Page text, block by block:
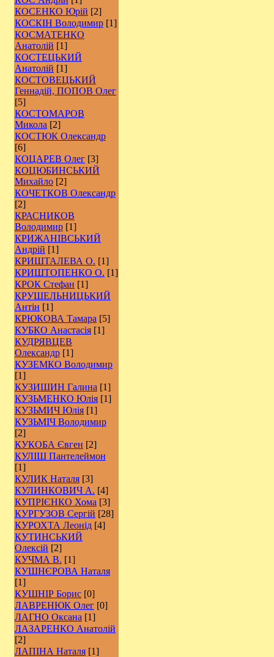
КОСЕНКО Юрій [2]
КОСКІН Володимир [1]
КОСМАТЕНКО
Анатолій [1]
КОСТЕЦЬКИЙ
Анатолій [1]
КОСТОВЕЦЬКИЙ
Геннадій, ПОПОВ Олег
[5]
КОСТОМАРОВ
Микола [2]
КОСТЮК Олександр
[6]
КОЦАРЕВ Олег [3]
КОЦЮБИНСЬКИЙ
Михайло [2]
КОЧЕТКОВ Олександр
[2]
КРАСНИКОВ
Володимир [1]
КРИЖАНІВСЬКИЙ
Андрій [1]
КРИШТАЛЕВА О. [1]
КРИШТОПЕНКО О. [1]
КРОК Стефан [1]
КРУШЕЛЬНИЦЬКИЙ
Антін [1]
КРЮКОВА Тамара [5]
КУБКО Анастасія [1]
КУДРЯВЦЕВ
Олександр [1]
КУЗЕМКО Володимир
[1]
КУЗИШИН Галина [1]
КУЗЬМЕНКО Юлія [1]
КУЗЬМИЧ Юлія [1]
КУЗЬМІЧ Володимир
[2]
КУКОБА Євген [2]
КУЛІШ Пантелеймон
[1]
КУЛИК Наталя [3]
КУЛИНКОВИЧ А. [4]
КУПРІЄНКО Хома [3]
КУРГУЗОВ Сергій [28]
КУРОХТА Леонід [4]
КУТИНСЬКИЙ
Олексій [2]
КУЧМА В. [1]
КУШНЄРОВА Наталя
[1]
КУШНІР Борис [0]
ЛАВРЕНЮК Олег [0]
ЛАГНО Оксана [1]
ЛАЗАРЕНКО Анатолій
[2]
ЛАПІНА Наталя [1]